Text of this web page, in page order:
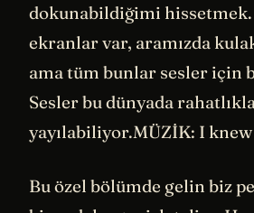
dokunabildiğimi hissetmek.
ekranlar var, aramızda
ama tüm bunlar sesler için
Sesler bu dünyada
yayılabiliyor.MÜZİK: I
Bu özel bölümde gelin biz